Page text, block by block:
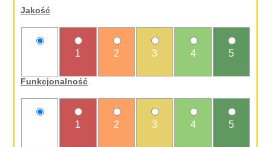
Jakość
1 2 3 4 5
Funkcjonalność
1 2 3 4 5